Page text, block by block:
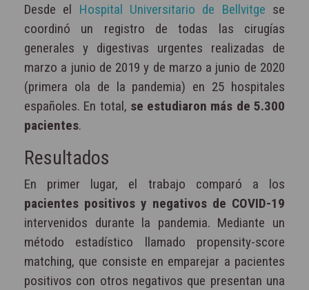
Desde el Hospital Universitario de Bellvitge se
coordinó un registro de todas las cirugías
generales y digestivas urgentes realizadas de
marzo a junio de 2019 y de marzo a junio de 2020
(primera ola de la pandemia) en 25 hospitales
españoles. En total, se estudiaron más de 5.300
pacientes.
Resultados
En primer lugar, el trabajo comparó a los
pacientes positivos y negativos de COVID-19
intervenidos durante la pandemia. Mediante un
método estadístico llamado propensity-score
matching, que consiste en emparejar a pacientes
positivos con otros negativos que presentan una